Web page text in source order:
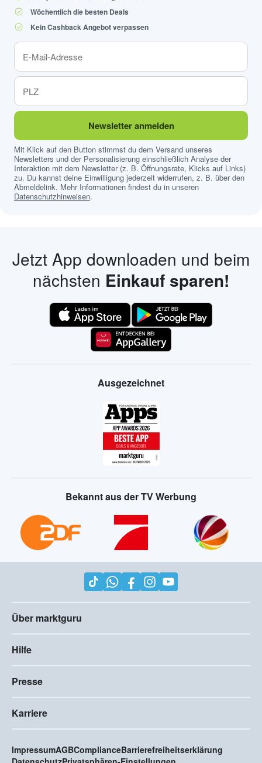
Wöchentlich die besten Deals
Kein Cashback Angebot verpassen
Newsletter anmelden
Mit Klick auf den Button stimmst du dem Versand unseres
Newsletters und der Personalisierung einschließlich Analyse der
Interaktion mit dem Newsletter (z. B. Öffnungsrate, Klicks auf Links)
zu. Du kannst deine Einwilligung jederzeit widerrufen, z. B. über den
Abmeldelink. Mehr Informationen findest du in unseren
Datenschutzhinweisen.
Jetzt App downloaden und beim
nächsten Einkauf sparen!
Ausgezeichnet
Bekannt aus der TV Werbung
Über marktguru
Hilfe
Presse
Karriere
ImpressumAGBComplianceBarrierefreiheitserklärung